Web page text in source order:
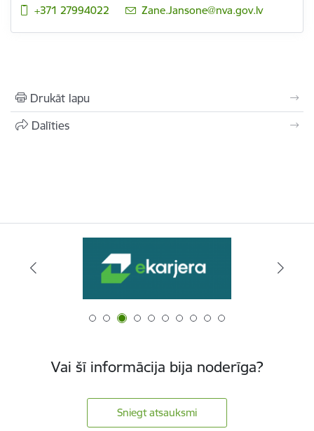
+371 27994022
E-pasts:
Zane.Jansone@nva.gov.lv
Drukāt lapu
Dalīties
Vai šī informācija bija noderīga?
Sniegt atsauksmi